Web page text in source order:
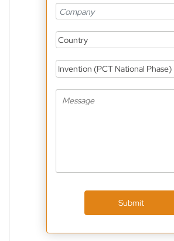
Country
Invention (PCT National Phase)
Submit